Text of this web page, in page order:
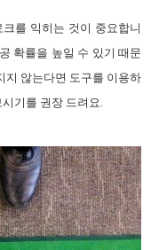
를 익히는 것이 중요합니
확률을 높일 수 있기 때문
지 않는다면 도구를 이용하
기를 권장 드려요